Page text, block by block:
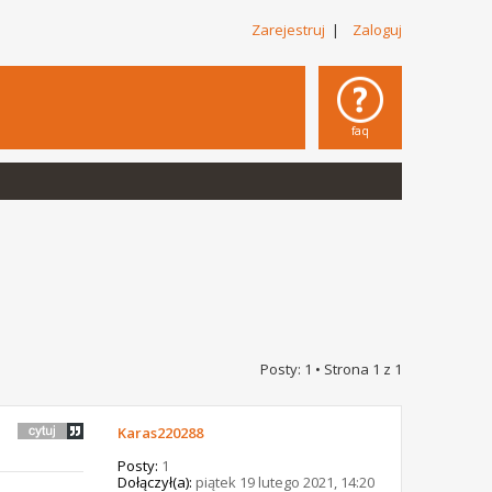
Zarejestruj | Zaloguj
faq
Posty: 1 • Strona 1 z 1
Karas220288
Posty: 1
Dołączył(a): piątek 19 lutego 2021, 14:20